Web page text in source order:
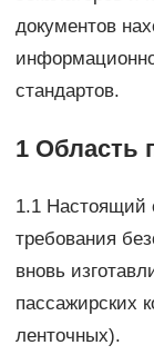
документов
стандартов.
1 Область
1.1 Настоящий
требования
вновь
пассажирских
ленточных).